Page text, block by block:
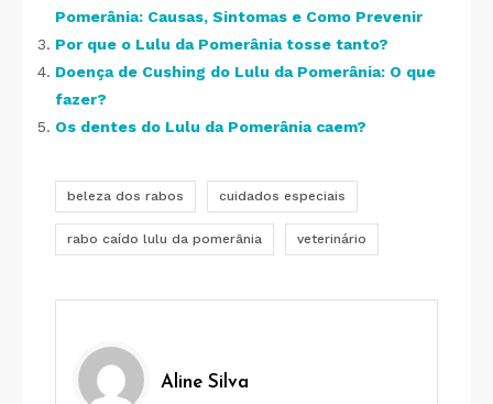
Pomerânia: Causas, Sintomas e Como Prevenir
Por que o Lulu da Pomerânia tosse tanto?
Doença de Cushing do Lulu da Pomerânia: O que
fazer?
Os dentes do Lulu da Pomerânia caem?
beleza dos rabos cuidados especiais
rabo caído lulu da pomerânia veterinário
Aline Silva